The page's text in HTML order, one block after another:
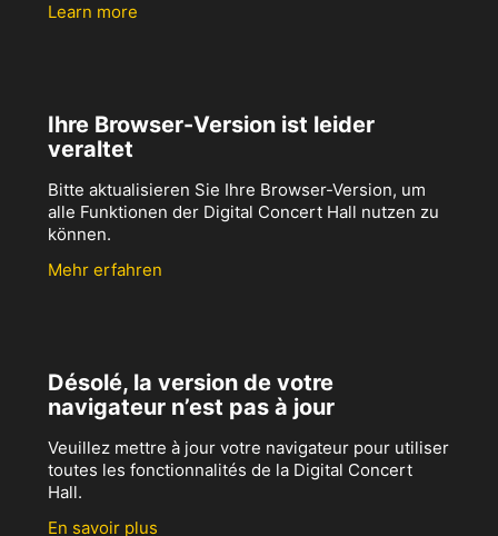
Learn more
Ihre Browser-Version ist leider
veraltet
Bitte aktualisieren Sie Ihre Browser-Version, um
alle Funktionen der Digital Concert Hall nutzen zu
können.
Mehr erfahren
Désolé, la version de votre
navigateur n’est pas à jour
Veuillez mettre à jour votre navigateur pour utiliser
toutes les fonctionnalités de la Digital Concert
Hall.
En savoir plus